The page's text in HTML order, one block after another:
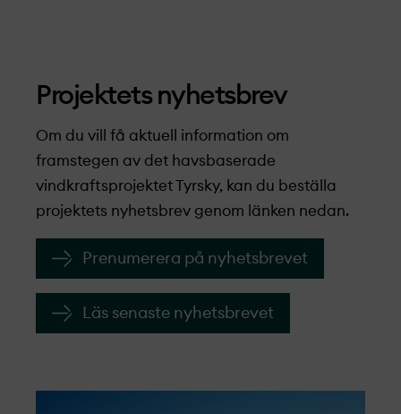
Projekt­ets nyhetsbrev
Om du vill få aktuell information om
framstegen av det havsbaserade
vindkraftsprojekt­et Tyrsky, kan du beställa
projekt­ets nyhetsbrev genom länken nedan.
Prenumerera på nyhetsbrevet
Läs senaste nyhetsbrevet